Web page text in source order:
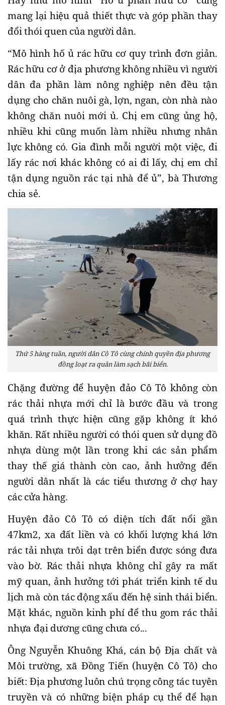
mang lại hiệu quả thiết thực và góp phần thay
đổi thói quen của người dân.
“Mô hình hố ủ rác hữu cơ quy trình đơn giản.
Rác hữu cơ ở địa phương không nhiều vì người
dân đa phần làm nông nghiệp nên đều tận
dụng cho chăn nuôi gà, lợn, ngan, còn nhà nào
không chăn nuôi mới ủ. Chị em cũng ủng hộ,
nhiều khi cũng muốn làm nhiều nhưng nhân
lực không có. Gia đình mỗi người một việc, đi
lấy rác nơi khác không có ai đi lấy, chị em chỉ
tận dụng nguồn rác tại nhà để ủ”, bà Thương
chia sẻ.
Thứ 5 hàng tuần, người dân Cô Tô cùng chính quyền địa phương
đồng loạt ra quân làm sạch bãi biển.
Chặng đường để huyện đảo Cô Tô không còn
rác thải nhựa mới chỉ là bước đầu và trong
quá trình thực hiện cũng gặp không ít khó
khăn. Rất nhiều người có thói quen sử dụng đồ
nhựa dùng một lần trong khi các sản phẩm
thay thế giá thành còn cao, ảnh hưởng đến
người dân nhất là các tiểu thương ở chợ hay
các cửa hàng.
Huyện đảo Cô Tô có diện tích đất nổi gần
47km2, xa đất liền và có khối lượng khá lớn
rác tải nhựa trôi dạt trên biển được sóng đưa
vào bờ. Rác thải nhựa không chỉ gây ra mất
mỹ quan, ảnh hưởng tới phát triển kinh tế du
lịch mà còn tác động xấu đến hệ sinh thái biển.
Mặt khác, nguồn kinh phí để thu gom rác thải
nhựa đại dương cũng chưa có...
Ông Nguyễn Khuông Khá, cán bộ Địa chất và
Môi trường, xã Đồng Tiến (huyện Cô Tô) cho
biết: Địa phương luôn chú trọng công tác tuyên
truyền và có những biện pháp cụ thể để hạn